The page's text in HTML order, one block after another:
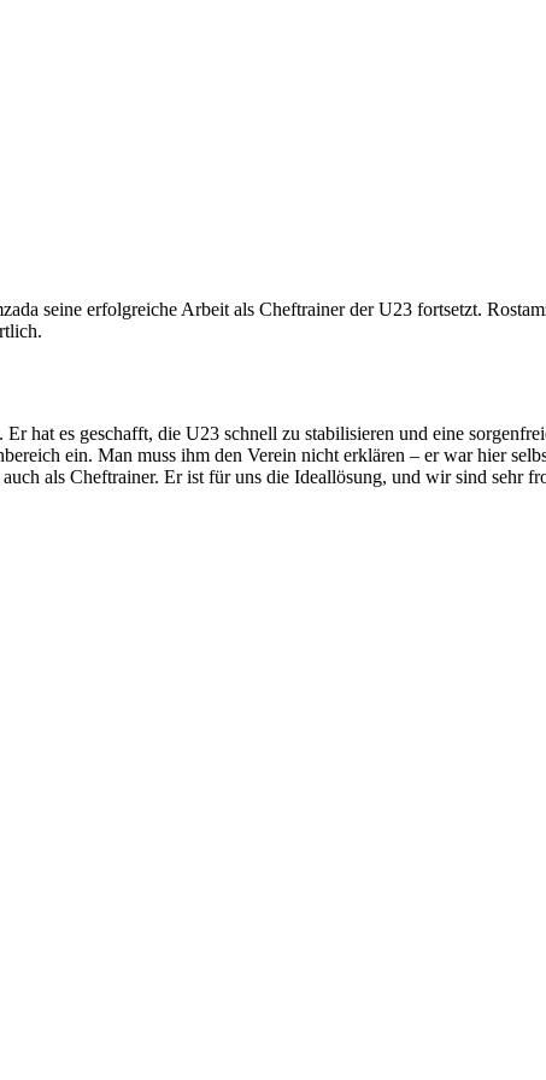
seine erfolgreiche Arbeit als Cheftrainer der U23 fortsetzt.
hat es geschafft, die U23 schnell zu stabilisieren und eine
ein. Man muss ihm den Verein nicht erklären – er war hier
als Cheftrainer. Er ist für uns die Ideallösung, und wir sind sehr